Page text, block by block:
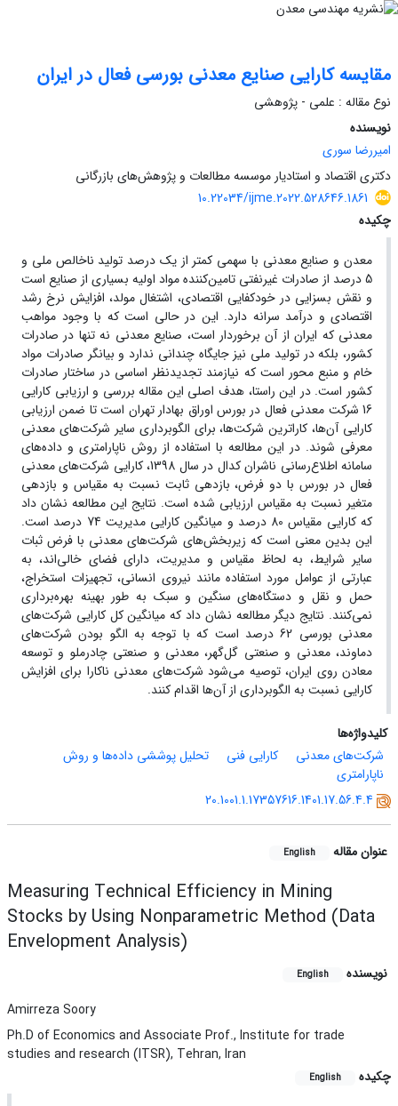
مقایسه کارایی صنایع معدنی بورسی فعال در ایران
نوع مقاله : علمی - پژوهشی
نویسنده
امیررضا سوری
دکتری اقتصاد و استادیار موسسه مطالعات و پژوهش‌های بازرگانی
10.22034/ijme.2022.528646.1861
چکیده
معدن و صنایع معدنی با سهمی کمتر از یک درصد تولید ناخالص ملی و
5 درصد از صادرات غیرنفتی تامین‌کننده مواد اولیه بسیاری از صنایع است
و نقش بسزایی در خودکفایی اقتصادی، اشتغال مولد، افزایش نرخ رشد
اقتصادی و درآمد سرانه دارد. این در حالی است که با وجود مواهب
معدنی که ایران از آن برخوردار است، صنایع معدنی نه تنها در صادرات
کشور، بلکه در تولید ملی نیز جایگاه چندانی ندارد و بیانگر صادرات مواد
خام و منبع محور است که نیازمند تجدیدنظر اساسی در ساختار صادرات
کشور است. در این راستا، هدف اصلی این مقاله بررسی و ارزیابی کارایی
16 شرکت‌ معدنی فعال در بورس اوراق بهادار تهران است تا ضمن ارزیابی
کارایی آن‌ها، کاراترین شرکت‌ها، برای الگو‌برداری سایر شرکت‌های معدنی
معرفی شوند. در این مطالعه با استفاده از روش ناپارامتری و داده‌های
سامانه اطلاع‌رسانی ناشران کدال در سال 1398‌، کارایی شرکت‌های معدنی
فعال در بورس با دو فرض، بازدهی ثابت نسبت به مقیاس و بازدهی
متغیر نسبت به مقیاس ارزیابی شده است. نتایج این مطالعه نشان داد
که کارایی مقیاس 80 درصد و میانگین کارایی مدیریت 74 درصد است.
این بدین معنی است که زیربخش‌های شرکت‌های معدنی با فرض ثبات
سایر شرایط، به لحاظ مقیاس و مدیریت، دارای فضای خالی‌اند، به
عبارتی از عوامل مورد استفاده مانند نیروی انسانی، تجهیزات استخراج،
حمل و نقل و دستگاه‌های سنگین و سبک به طور بهینه بهره‌برداری
نمی‌کنند. نتایج دیگر مطالعه نشان داد که میانگین کل کارایی شرکت‌های
معدنی بورسی 62 درصد است که با توجه به الگو بودن شرکت‌‌های
دماوند، معدنی و صنعتی گل‌گهر، معدنی و صنعتی چادرملو و توسعه
معادن روی ایران، توصیه می‌شود شرکت‌های معدنی ناکارا برای افزایش
کارایی نسبت به الگوبرداری از آن‌ها اقدام کنند.
کلیدواژه‌ها
شرکت‌های معدنی
کارایی فنی
تحلیل پوششی داده‌ها و روش
ناپارامتری
20.1001.1.17357616.1401.17.56.4.4
عنوان مقاله English
Measuring Technical Efficiency in Mining
Stocks by Using Nonparametric Method (Data
Envelopment Analysis)
نویسنده English
Amirreza Soory
Ph.D of Economics and Associate Prof., Institute for trade
studies and research (ITSR), Tehran, Iran
چکیده
English